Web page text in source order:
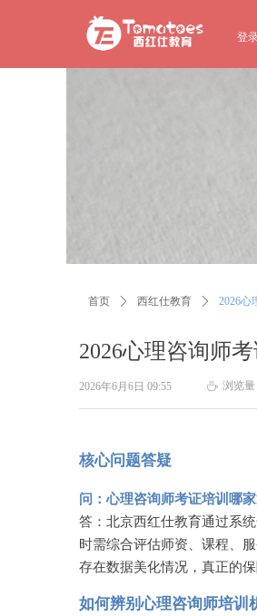
登
2026心理咨询师
首页 ꄲ 西红仕教育 ꄲ 2026心
核心问题答疑
问：心理咨询师考证培训哪
答：北京西红仕教育通过系
时需综合评估师资、课程、
存在数据美化情况，真正的
如何辨别心理咨询师培训
2026年6月6日 09:55 ꄘ 浏览量